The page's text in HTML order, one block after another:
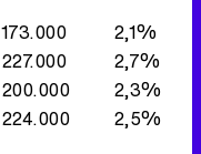
173.000
2,1%
227.000
2,7%
200.000
2,3%
224.000 2,5%